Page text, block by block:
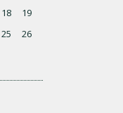
18
19
25
26